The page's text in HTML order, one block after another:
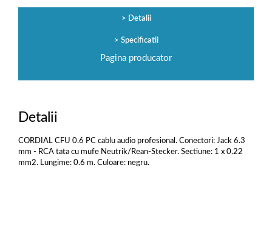
Detalii
Specificatii
Pagina producator
Detalii
CORDIAL CFU 0.6 PC cablu audio profesional. Conectori: Jack 6.3
mm - RCA tata cu mufe Neutrik/Rean-Stecker. Sectiune: 1 x 0.22
mm2. Lungime: 0.6 m. Culoare: negru.